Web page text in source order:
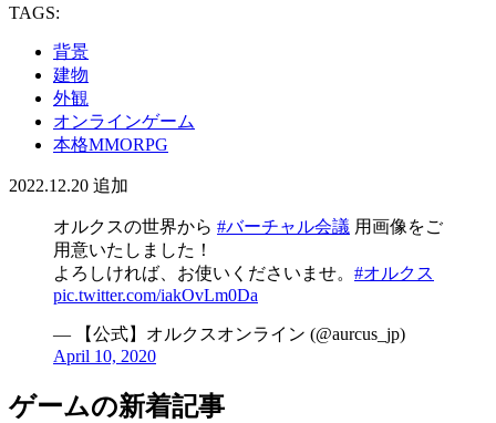
TAGS:
背景
建物
外観
オンラインゲーム
本格MMORPG
2022.12.20 追加
オルクスの世界から #バーチャル会議 用画像をご
用意いたしました！
よろしければ、お使いくださいませ。 #オルクス
pic.twitter.com/iakOvLm0Da
— 【公式】オルクスオンライン (@aurcus_jp)
April 10, 2020
ゲームの新着記事